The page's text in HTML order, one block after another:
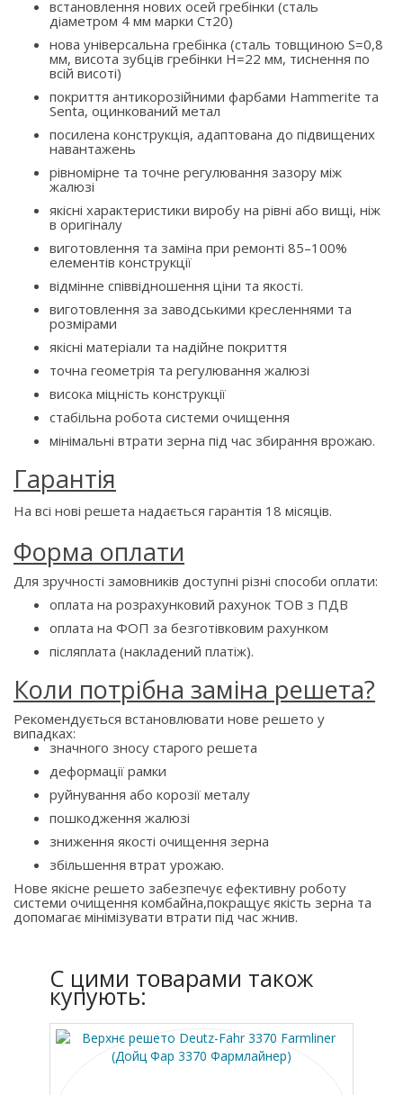
встановлення нових осей гребінки (сталь
діаметром 4 мм марки Ст20)
нова універсальна гребінка (сталь товщиною S=0,8
мм, висота зубців гребінки H=22 мм, тиснення по
всій висоті)
покриття антикорозійними фарбами Hammerite та
Senta, оцинкований метал
посилена конструкція, адаптована до підвищених
навантажень
рівномірне та точне регулювання зазору між
жалюзі
якісні характеристики виробу на рівні або вищі, ніж
в оригіналу
виготовлення та заміна при ремонті 85–100%
елементів конструкції
відмінне співвідношення ціни та якості.
виготовлення за заводськими кресленнями та
розмірами
якісні матеріали та надійне покриття
точна геометрія та регулювання жалюзі
висока міцність конструкції
стабільна робота системи очищення
мінімальні втрати зерна під час збирання врожаю.
Гарантія
На всі нові решета надається гарантія 18 місяців.
Форма оплати
Для зручності замовників доступні різні способи оплати:
оплата на розрахунковий рахунок ТОВ з ПДВ
оплата на ФОП за безготівковим рахунком
післяплата (накладений платіж).
Коли потрібна заміна решета?
Рекомендується встановлювати нове решето у
випадках:
значного зносу старого решета
деформації рамки
руйнування або корозії металу
пошкодження жалюзі
зниження якості очищення зерна
збільшення втрат урожаю.
Нове якісне решето забезпечує ефективну роботу
системи очищення комбайна,покращує якість зерна та
допомагає мінімізувати втрати під час жнив.
C цими товарами також
купують: